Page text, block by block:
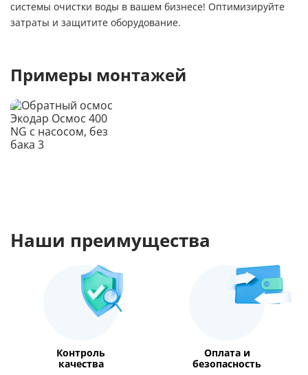
системы очистки воды в вашем бизнесе! Оптимизируйте
затраты и защитите оборудование.
Примеры монтажей
Наши преимущества
Контроль
качества
Оплата и
безопасность